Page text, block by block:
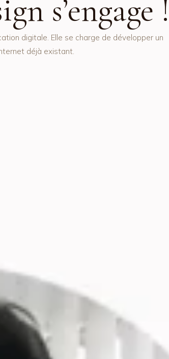
s’engage !
digitale. Elle se charge de développer un
déjà existant.